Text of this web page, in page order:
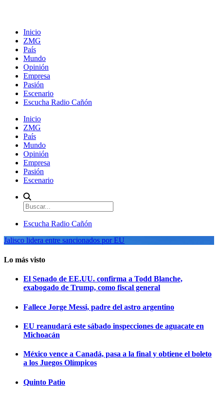
Inicio
ZMG
País
Mundo
Opinión
Empresa
Pasión
Escenario
Escucha Radio Cañón
Inicio
ZMG
País
Mundo
Opinión
Empresa
Pasión
Escenario
Escucha Radio Cañón
Jalisco lidera entre sancionados por EU
Lo más visto
El Senado de EE.UU. confirma a Todd Blanche,
exabogado de Trump, como fiscal general
Fallece Jorge Messi, padre del astro argentino
EU reanudará este sábado inspecciones de aguacate en
Michoacán
México vence a Canadá, pasa a la final y obtiene el boleto
a los Juegos Olímpicos
Quinto Patio